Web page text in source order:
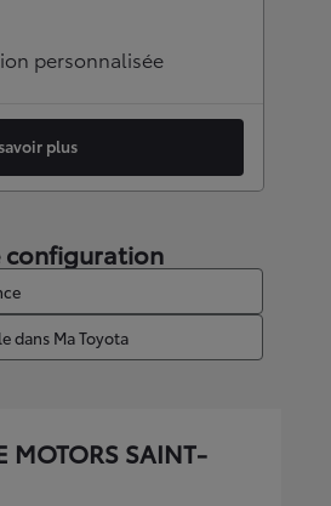
personnalisée
plus
configuration
dans Ma Toyota
MOTORS SAINT-